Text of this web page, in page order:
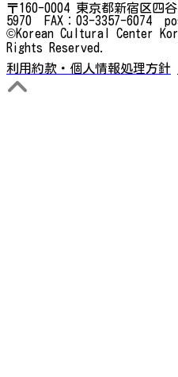
〒160-0004 東京都新宿区四
5970 FAX：03-3357-6074
©Korean Cultural Center
Rights Reserved.
利用約款・個人情報処理方針